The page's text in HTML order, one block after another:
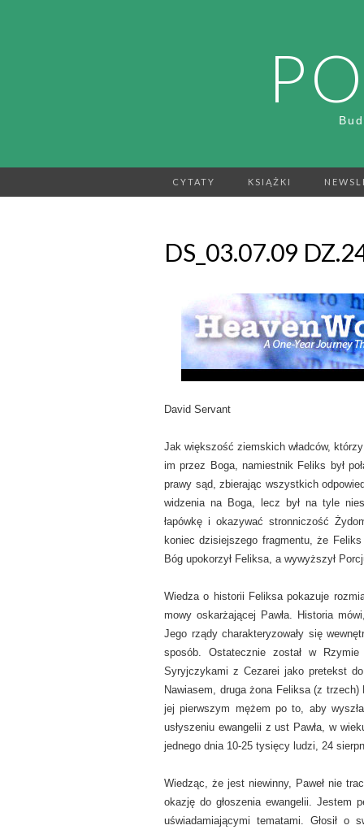
CYTATY KSIĄŻKI
DS_03.07.09
David Servant
Jak większość ziemskich władców,
im przez Boga, namiestnik Feliks był
prawy sąd, zbierając wszystkich
widzenia na Boga, lecz był na tyle
łapówkę i okazywać stronniczość
koniec dzisiejszego fragmentu, że
Bóg upokorzył Feliksa, a wywyższył
Wiedza o historii Feliksa pokazuje
mowy oskarżającej Pawła. Historia
Jego rządy charakteryzowały się
sposób. Ostatecznie został w
Syryjczykami z Cezarei jako pretekst do
Nawiasem, druga żona Feliksa (z
jej pierwszym mężem po to, aby
usłyszeniu ewangelii z ust Pawła, w
jednego dnia 10-25 tysięcy ludzi, 24
Wiedząc, że jest niewinny, Paweł nie
okazję do głoszenia ewangelii. Jestem
uświadamiającymi tematami. Głosił o